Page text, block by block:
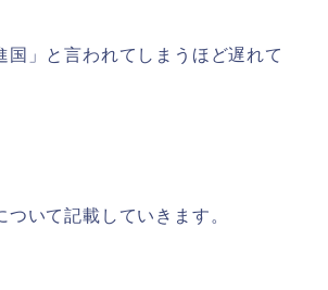
」と言われてしまうほど遅れて
いて記載していきます。